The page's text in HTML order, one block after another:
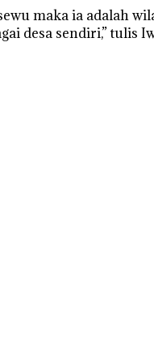
maka ia adalah
desa sendiri,” tulis